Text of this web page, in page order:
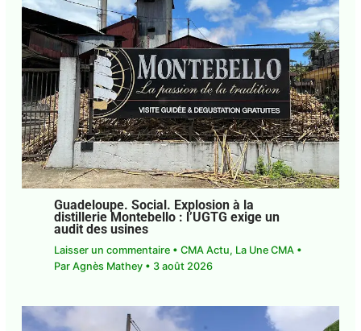
Guadeloupe. Social. Explosion à la
distillerie Montebello : l’UGTG exige un
audit des usines
Laisser un commentaire • CMA Actu, La Une CMA
• Par Agnès Mathey • 3 août 2026